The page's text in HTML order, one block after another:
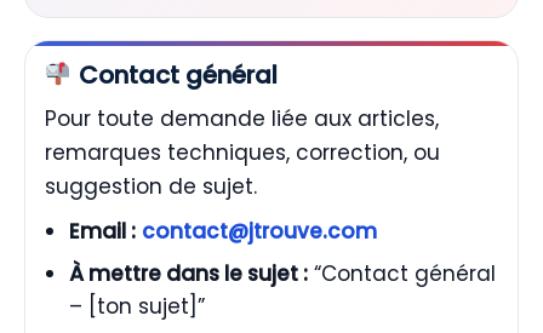
Contact général
Pour toute demande liée aux articles,
remarques techniques, correction, ou
suggestion de sujet.
Email : contact@jtrouve.com
À mettre dans le sujet : “Contact général
– [ton sujet]”